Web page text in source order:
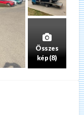
Összes
kép (8)